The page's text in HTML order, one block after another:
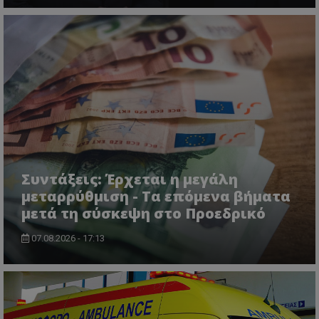
Συντάξεις: Έρχεται η μεγάλη
μεταρρύθμιση - Τα επόμενα βήματα
μετά τη σύσκεψη στο Προεδρικό
07.08.2026 - 17:13
VISITOR_PRIVACY_METADATA
YouTube
.youtube.com